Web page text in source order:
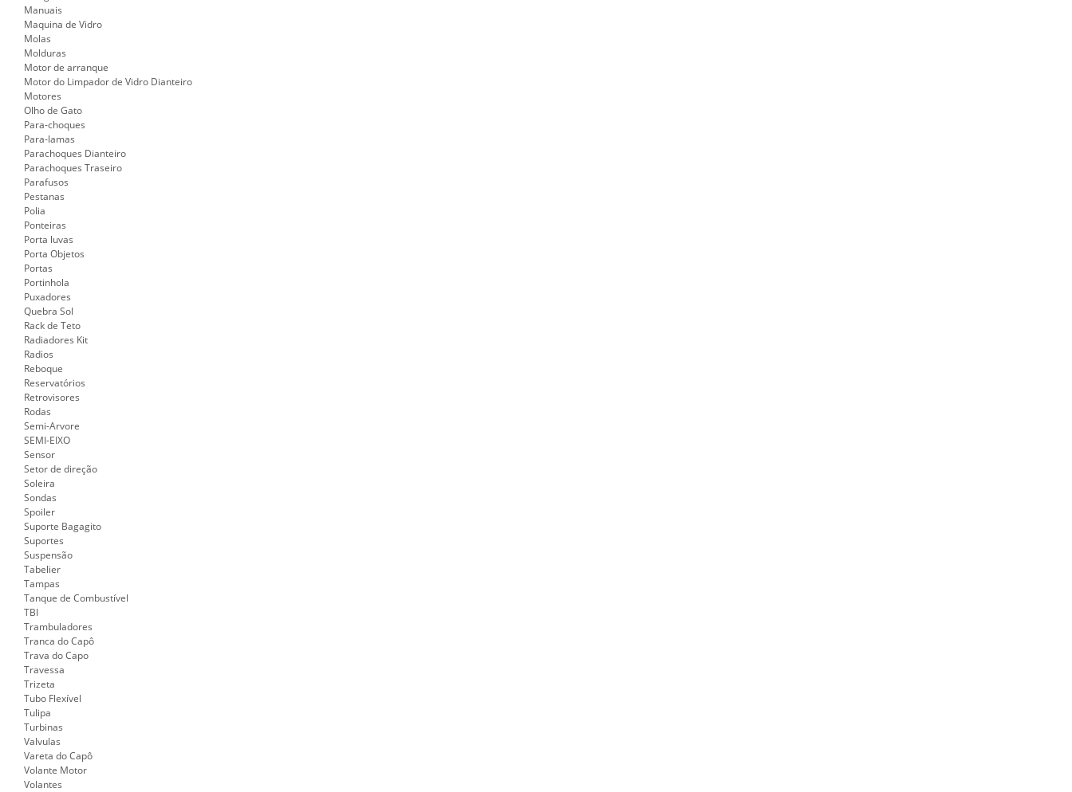
Manuais
Maquina de Vidro
Molas
Molduras
Motor de arranque
Motor do Limpador de Vidro Dianteiro
Motores
Olho de Gato
Para-choques
Para-lamas
Parachoques Dianteiro
Parachoques Traseiro
Parafusos
Pestanas
Polia
Ponteiras
Porta luvas
Porta Objetos
Portas
Portinhola
Puxadores
Quebra Sol
Rack de Teto
Radiadores Kit
Radios
Reboque
Reservatórios
Retrovisores
Rodas
Semi-Arvore
SEMI-EIXO
Sensor
Setor de direção
Soleira
Sondas
Spoiler
Suporte Bagagito
Suportes
Suspensão
Tabelier
Tampas
Tanque de Combustível
TBI
Trambuladores
Tranca do Capô
Trava do Capo
Travessa
Trizeta
Tubo Flexível
Tulipa
Turbinas
Valvulas
Vareta do Capô
Volante Motor
Volantes